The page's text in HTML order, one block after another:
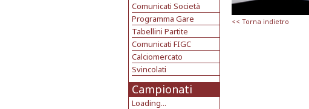
Comunicati Società
Programma Gare
Tabellini Partite
Comunicati FIGC
Calciomercato
Svincolati
Campionati
Loading...
<< Torna indietro